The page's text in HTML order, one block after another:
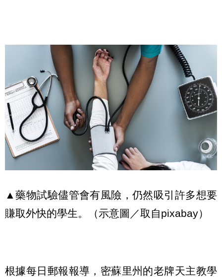
▲藥物試驗儘管會有風險，仍然吸引許多想要
賺取外快的學生。（示意圖／取自pixabay）
根據每日郵報報導，密蘇里州的老牌天主教學